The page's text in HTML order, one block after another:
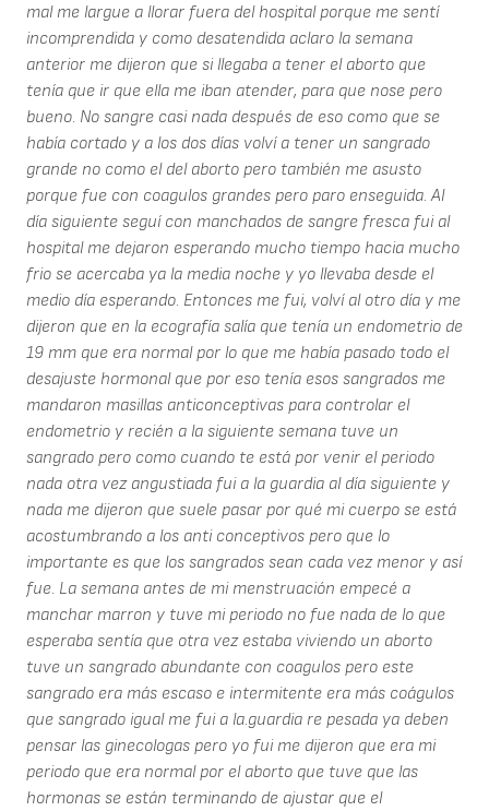
mal me largue a llorar fuera del hospital porque me sentí
incomprendida y como desatendida aclaro la semana
anterior me dijeron que si llegaba a tener el aborto que
tenía que ir que ella me iban atender, para que nose pero
bueno. No sangre casi nada después de eso como que se
había cortado y a los dos días volví a tener un sangrado
grande no como el del aborto pero también me asusto
porque fue con coagulos grandes pero paro enseguida. Al
día siguiente seguí con manchados de sangre fresca fui al
hospital me dejaron esperando mucho tiempo hacia mucho
frio se acercaba ya la media noche y yo llevaba desde el
medio día esperando. Entonces me fui, volví al otro día y me
dijeron que en la ecografía salía que tenía un endometrio de
19 mm que era normal por lo que me había pasado todo el
desajuste hormonal que por eso tenía esos sangrados me
mandaron masillas anticonceptivas para controlar el
endometrio y recién a la siguiente semana tuve un
sangrado pero como cuando te está por venir el periodo
nada otra vez angustiada fui a la guardia al día siguiente y
nada me dijeron que suele pasar por qué mi cuerpo se está
acostumbrando a los anti conceptivos pero que lo
importante es que los sangrados sean cada vez menor y así
fue. La semana antes de mi menstruación empecé a
manchar marron y tuve mi periodo no fue nada de lo que
esperaba sentía que otra vez estaba viviendo un aborto
tuve un sangrado abundante con coagulos pero este
sangrado era más escaso e intermitente era más coágulos
que sangrado igual me fui a la.guardia re pesada ya deben
pensar las ginecologas pero yo fui me dijeron que era mi
periodo que era normal por el aborto que tuve que las
hormonas se están terminando de ajustar que el